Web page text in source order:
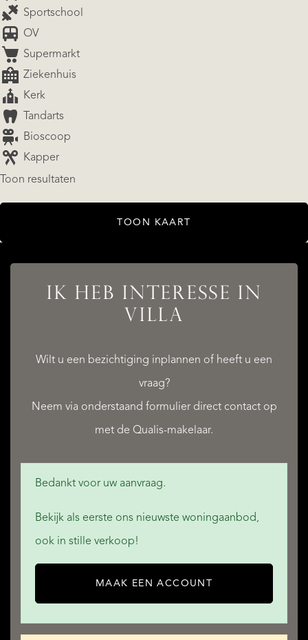
Sportschool
OV
Supermarkt
Ziekenhuis
Kerk
Tandarts
Bioscoop
Kapper
Toon resultaten
TOON KAART
IK HEB INTERESSE IN
VILLA
Wilt u een bezichtiging inplannen of heeft u een
vraag?
Neem via onderstaand formulier direct contact op
met de Qualis-makelaar.
Bedankt voor uw aanvraag.
Bekijk als eerste ons nieuwste woningaanbod,
ook in stille verkoop!
MAAK EEN ACCOUNT
AANBOD
DIENSTEN